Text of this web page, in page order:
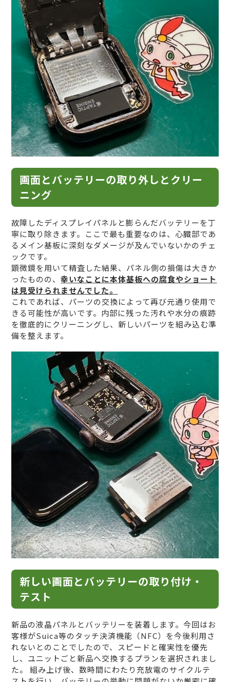
画面とバッテリーの取り外しとクリー
ニング
故障したディスプレイパネルと膨らんだバッテリーを丁
寧に取り除きます。ここで最も重要なのは、心臓部であ
るメイン基板に深刻なダメージが及んでいないかのチェ
ックです。
顕微鏡を用いて精査した結果、パネル側の損傷は大きか
ったものの、幸いなことに本体基板への腐食やショート
は見受けられませんでした。
これであれば、パーツの交換によって再び元通り使用で
きる可能性が高いです。内部に残った汚れや水分の痕跡
を徹底的にクリーニングし、新しいパーツを組み込む準
備を整えます。
新しい画面とバッテリーの取り付け・
テスト
新品の液晶パネルとバッテリーを装着します。今回はお
客様がSuica等のタッチ決済機能（NFC）を今後利用さ
れないとのことでしたので、スピードと確実性を優先
し、ユニットごと新品へ交換するプランを選択されまし
た。 組み上げ後、数時間にわたり充放電のサイクルテ